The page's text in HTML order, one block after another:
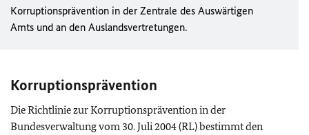
Korruptionsprävention in der Zentrale des Auswärtigen
Amts und an den Auslandsvertretungen.
Korruptionsprävention
Die Richtlinie zur Korruptionsprävention in der
Bundesverwaltung vom 30. Juli 2004 (RL) bestimmt den